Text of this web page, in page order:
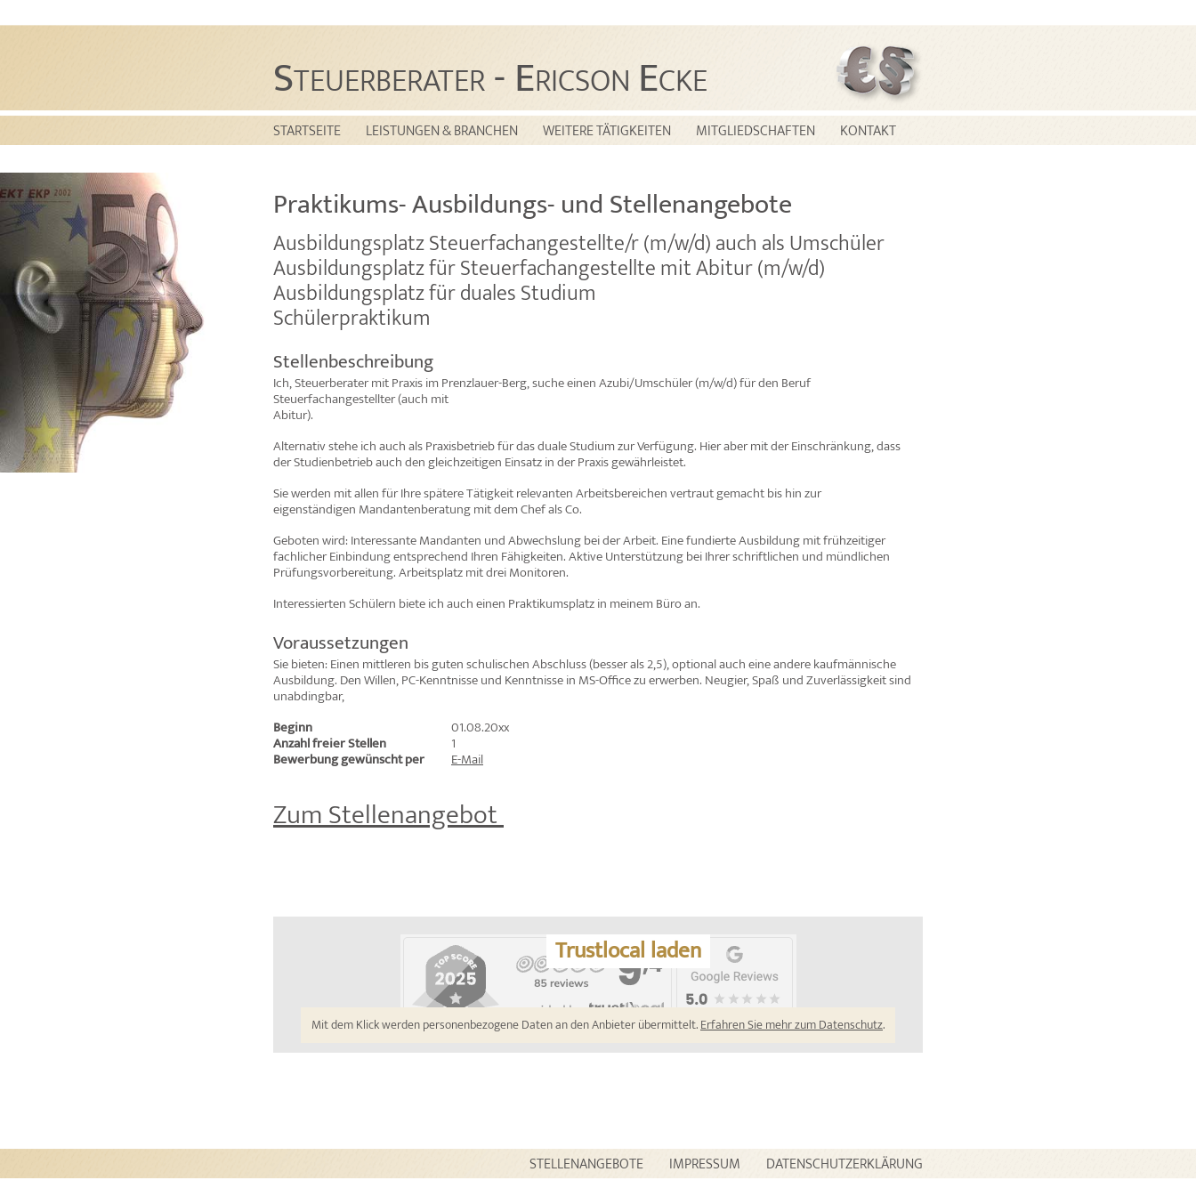
STEUERBERATER-ERICSON ECKE
STARTSEITE LEISTUNGEN & BRANCHEN WEITERE TÄTIGKEITEN MITGLIEDSCHAFTEN KONTAKT
Praktikums- Ausbildungs- und Stellenangebote
Ausbildungsplatz Steuerfachangestellte/r (m/w/d) auch als Umschüler
Ausbildungsplatz für Steuerfachangestellte mit Abitur (m/w/d)
Ausbildungsplatz für duales Studium
Schülerpraktikum
Stellenbeschreibung
Ich, Steuerberater mit Praxis im Prenzlauer-Berg, suche einen Azubi/Umschüler (m/w/d) für den Beruf
Steuerfachangestellter (auch mit
Abitur).
Alternativ stehe ich auch als Praxisbetrieb für das duale Studium zur Verfügung. Hier aber mit der Einschränkung, dass
der Studienbetrieb auch den gleichzeitigen Einsatz in der Praxis gewährleistet.
Sie werden mit allen für Ihre spätere Tätigkeit relevanten Arbeitsbereichen vertraut gemacht bis hin zur
eigenständigen Mandantenberatung mit dem Chef als Co.
Geboten wird: Interessante Mandanten und Abwechslung bei der Arbeit. Eine fundierte Ausbildung mit frühzeitiger
fachlicher Einbindung entsprechend Ihren Fähigkeiten. Aktive Unterstützung bei Ihrer schriftlichen und mündlichen
Prüfungsvorbereitung. Arbeitsplatz mit drei Monitoren.
Interessierten Schülern biete ich auch einen Praktikumsplatz in meinem Büro an.
Voraussetzungen
Sie bieten: Einen mittleren bis guten schulischen Abschluss (besser als 2,5), optional auch eine andere kaufmännische
Ausbildung. Den Willen, PC-Kenntnisse und Kenntnisse in MS-Office zu erwerben. Neugier, Spaß und Zuverlässigkeit sind
unabdingbar,
Beginn
01.08.20xx
Anzahl freier Stellen 1
Bewerbung gewünscht per E-Mail
Zum Stellenangebot
Trustlocal laden
Mit dem Klick werden personenbezogene Daten an den Anbieter übermittelt.Erfahren Sie mehr zum Datenschutz.
STELLENANGEBOTE IMPRESSUM DATENSCHUTZERKLÄRUNG